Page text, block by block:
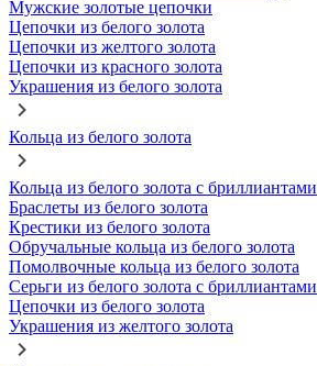
Мужские золотые цепочки
Цепочки из белого золота
Цепочки из желтого золота
Цепочки из красного золота
Украшения из белого золота
Кольца из белого золота
Кольца из белого золота с бриллиантами
Браслеты из белого золота
Крестики из белого золота
Обручальные кольца из белого золота
Помолвочные кольца из белого золота
Серьги из белого золота с бриллиантами
Цепочки из белого золота
Украшения из желтого золота